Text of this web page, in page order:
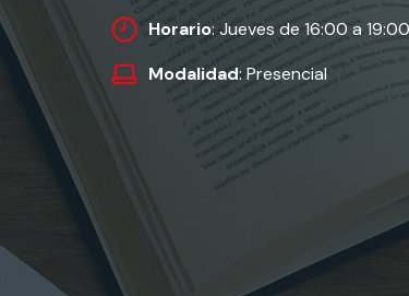
Horario: Jueves de 16:00 a
Modalidad: Presencial